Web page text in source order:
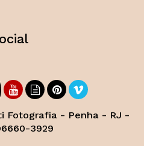
Fotografia - Penha - RJ -
3929